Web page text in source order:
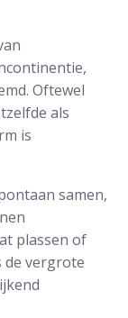
Oftewel
als
is
samen,
plassen of
de vergrote